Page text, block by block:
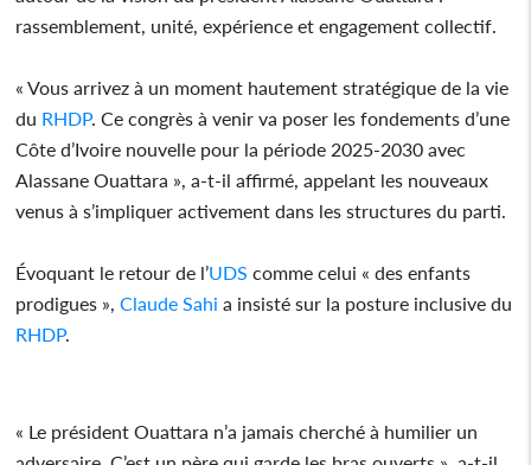
rassemblement, unité, expérience et engagement collectif.
« Vous arrivez à un moment hautement stratégique de la vie
du RHDP. Ce congrès à venir va poser les fondements d’une
Côte d’Ivoire nouvelle pour la période 2025-2030 avec
Alassane Ouattara », a-t-il affirmé, appelant les nouveaux
venus à s’impliquer activement dans les structures du parti.
Évoquant le retour de l’UDS comme celui « des enfants
prodigues »,Claude Sahi a insisté sur la posture inclusive du
RHDP.
« Le président Ouattara n’a jamais cherché à humilier un